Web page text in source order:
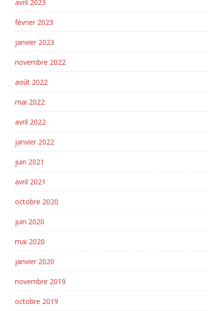
avril 2023
février 2023
janvier 2023
novembre 2022
août 2022
mai 2022
avril 2022
janvier 2022
juin 2021
avril 2021
octobre 2020
juin 2020
mai 2020
janvier 2020
novembre 2019
octobre 2019